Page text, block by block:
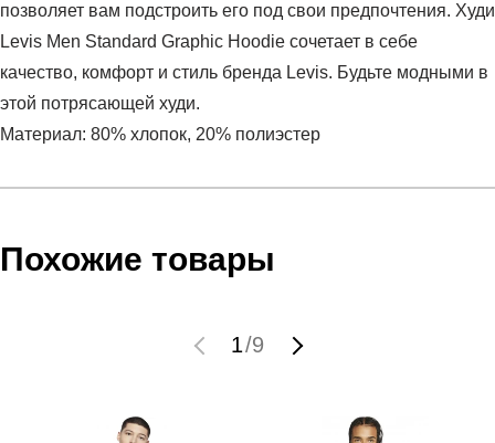
позволяет вам подстроить его под свои предпочтения. Худи
Levis Men Standard Graphic Hoodie сочетает в себе
качество, комфорт и стиль бренда Levis. Будьте модными в
этой потрясающей худи.
Материал: 80% хлопок, 20% полиэстер
Артикул:38424-0046
Graphic Sweatshirt
LEVI´S Standard Graphic Sweatshirt
Условия оплаты
высылает Вам менеджер.
мы не увидим Вашу оплату.
Похожие товары
1/9